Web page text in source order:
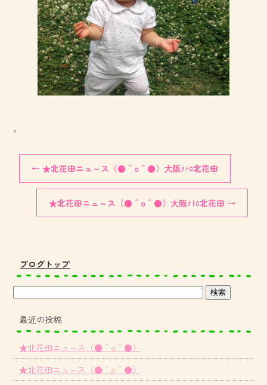
。
← ★北花田ニュ～ス（●＾o＾●）大阪ﾒﾄﾛ北花田
★北花田ニュ～ス（●＾o＾●）大阪ﾒﾄﾛ北花田 →
ブログトップ
最近の投稿
★北花田ニュ～ス（●＾o＾●）
★北花田ニュ～ス（●＾o＾●）